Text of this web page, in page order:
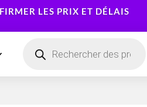
LES PRIX ET DÉLAIS
CONTACT
produits